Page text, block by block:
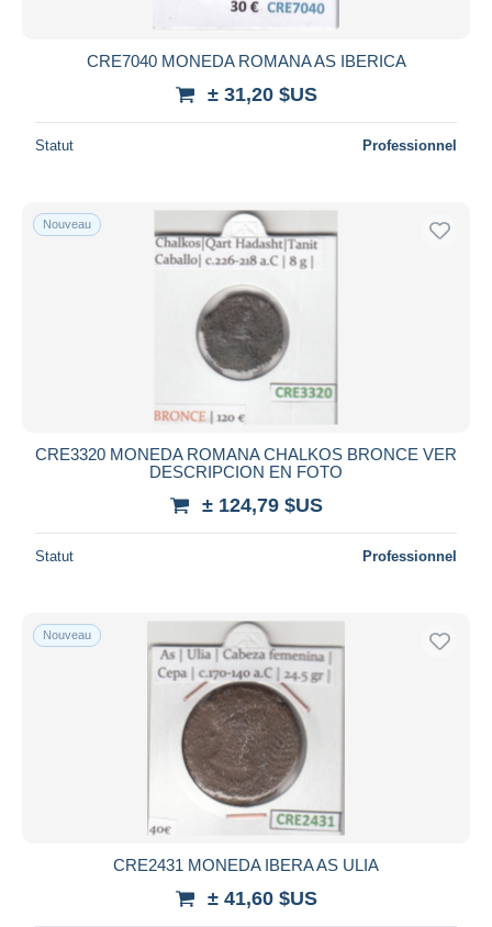
iDeal
Maestro
Monde entier
Appliquer
CRE7040 MONEDA ROMANA AS IBERICA
± 31,20 $US
Statut Professionnel
Nouveau
CRE3320 MONEDA ROMANA CHALKOS BRONCE VER
DESCRIPCION EN FOTO
± 124,79 $US
Statut Professionnel
Nouveau
CRE2431 MONEDA IBERA AS ULIA
± 41,60 $US